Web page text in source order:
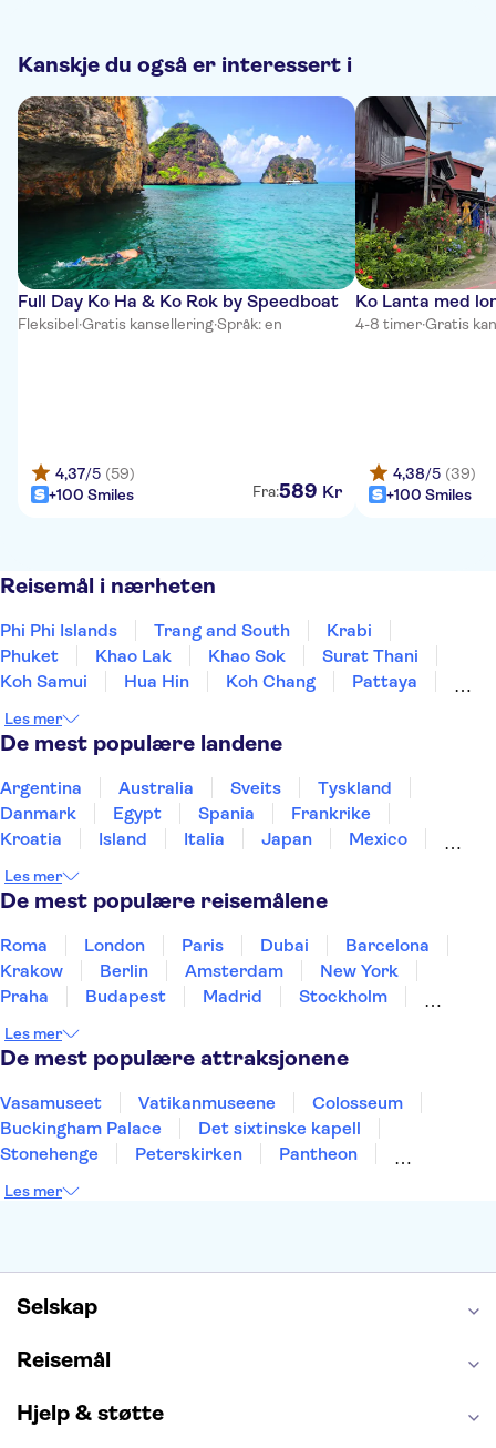
Kanskje du også er interessert i
Full Day Ko Ha & Ko Rok by Speedboat
Fleksibel·Gratis kansellering·Språk: en
4,37/5 (59)
+100 Smiles
Fra:589 Kr
Ko Lanta med
4-8 timer·Gratis
4,38/5 (39)
+100 Smiles
Reisemål i nærheten
Phi Phi Islands Trang and South
Krabi
Phuket
Khao Lak Khao Sok
Surat Thani
Koh Samui
Hua Hin Koh Chang
Pattaya
Chiang Mai
Les mer
De mest populære landene
Argentina Australia Sveits
Tyskland
Danmark
Egypt Spania
Frankrike
Kroatia
Island Italia Japan
Mexico
Sverige
Thailand Tyrkia
Les mer
De mest populære reisemålene
Roma London Paris Dubai
Barcelona
Krakow
Berlin Amsterdam
New York
Praha
Budapest Madrid
Stockholm
Alicante
Les mer
De mest populære attraksjonene
Vasamuseet Vatikanmuseene
Colosseum
Buckingham Palace
Det sixtinske kapell
Stonehenge
Peterskirken
Pantheon
Burj Khalifa
Les mer
Selskap
Reisemål
Hjelp & støtte